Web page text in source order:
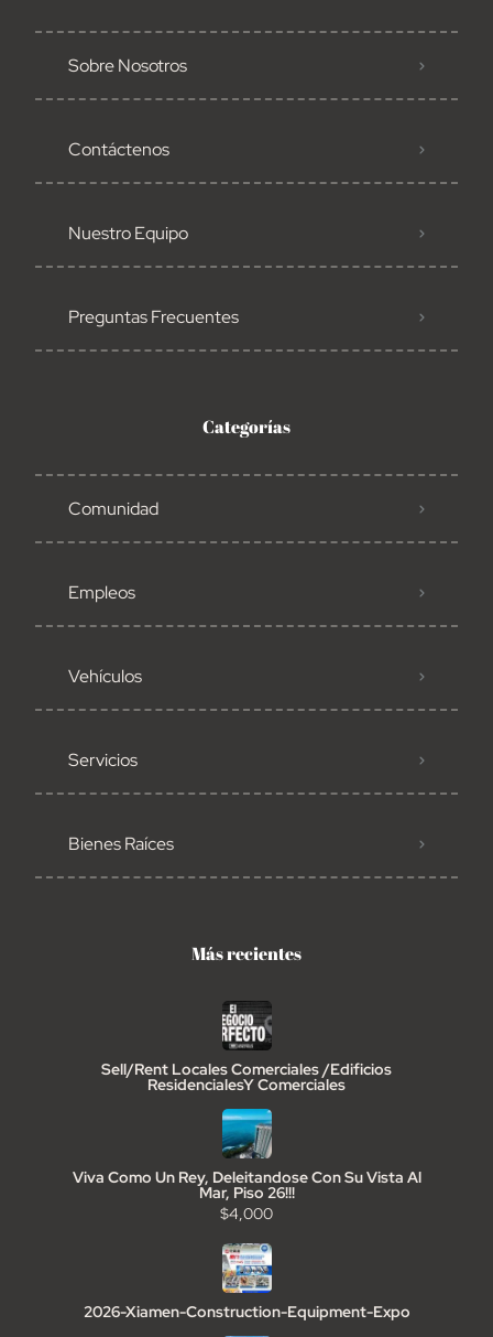
Sobre Nosotros
Contáctenos
Nuestro Equipo
Preguntas Frecuentes
Categorías
Comunidad
Empleos
Vehículos
Servicios
Bienes Raíces
Más recientes
Sell/Rent Locales Comerciales /Edificios
ResidencialesY Comerciales
Viva Como Un Rey, Deleitandose Con Su Vista Al
Mar, Piso 26!!!
$4,000
2026-Xiamen-Construction-Equipment-Expo